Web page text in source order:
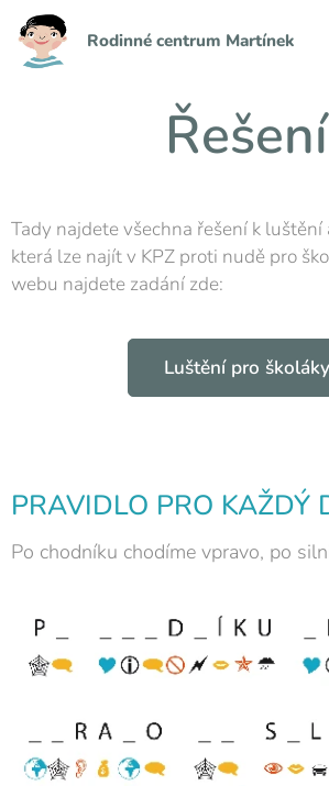
Rodinné centrum Martínek
Řešení
Tady najdete všechna řešení k
která lze najít v KPZ proti nudě pro
webu najdete zadání zde:
Luštění pro školáky
PRAVIDLO PRO KAŽDÝ
Po chodníku chodíme vpravo, po